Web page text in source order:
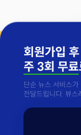
회원가입
주 3회 무료
단순 뉴스 서비스
전달드립니다. 뷰스